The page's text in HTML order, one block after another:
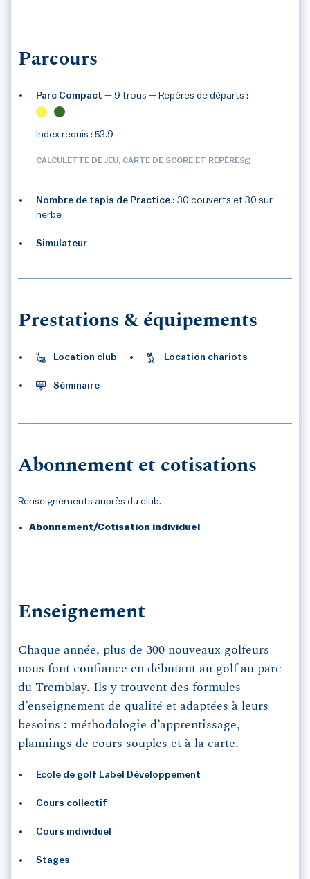
Parcours
Parc Compact — 9 trous — Repères de départs :
Index requis : 53.9
CALCULETTE DE JEU, CARTE DE SCORE ET REPÈRES
Nombre de tapis de Practice : 30 couverts et 30 sur
herbe
Simulateur
Prestations & équipements
Location club Location chariots
Séminaire
Abonnement et cotisations
Renseignements auprès du club.
Abonnement/Cotisation individuel
Enseignement
Chaque année, plus de 300 nouveaux golfeurs
nous font confiance en débutant au golf au parc
du Tremblay. Ils y trouvent des formules
d’enseignement de qualité et adaptées à leurs
besoins : méthodologie d’apprentissage,
plannings de cours souples et à la carte.
Ecole de golf Label Développement
Cours collectif
Cours individuel
Stages